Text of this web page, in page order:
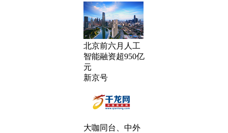
北京前六月人工
智能融资超950亿
元
新京号
大咖同台、中外